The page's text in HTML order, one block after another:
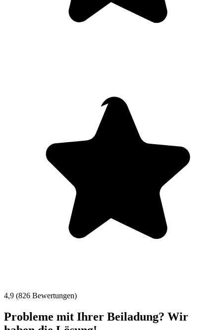
4,9 (826 Bewertungen)
Probleme mit Ihrer Beiladung? Wir